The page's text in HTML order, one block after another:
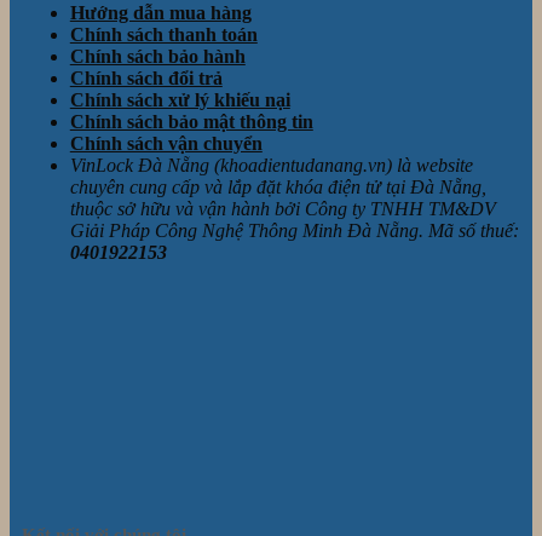
Hướng dẫn mua hàng
Chính sách thanh toán
Chính sách bảo hành
Chính sách đổi trả
Chính sách xử lý khiếu nại
Chính sách bảo mật thông tin
Chính sách vận chuyển
VinLock Đà Nẵng (khoadientudanang.vn) là website
chuyên cung cấp và lắp đặt khóa điện tử tại Đà Nẵng,
thuộc sở hữu và vận hành bởi Công ty TNHH TM&DV
Giải Pháp Công Nghệ Thông Minh Đà Nẵng. Mã số thuế:
0401922153